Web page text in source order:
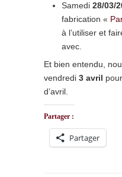
Samedi 28/03/
fabrication «
à l’utiliser et
avec.
Et bien entendu,
vendredi 3 avril
d’avril.
Partager :
Partager